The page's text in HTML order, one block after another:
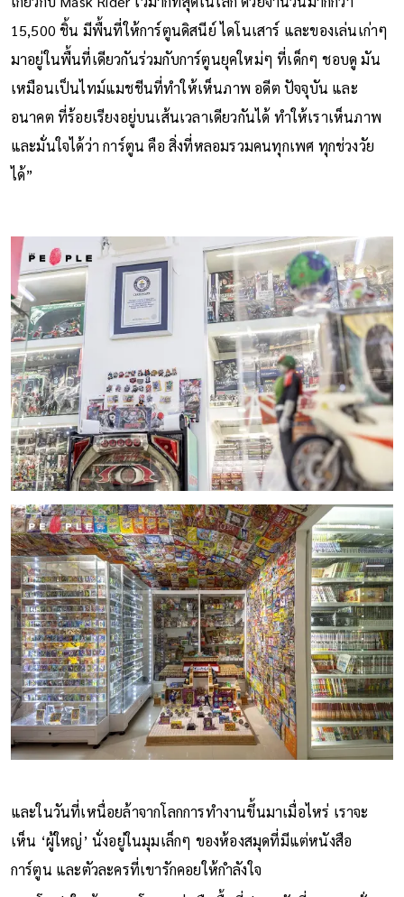
15,500 ชิ้น มีพื้นที่ให้การ์ตูนดิสนีย์ ไดโนเสาร์ และของเล่นเก่าๆ
มาอยู่ในพื้นที่เดียวกันร่วมกับการ์ตูนยุคใหม่ๆ ที่เด็กๆ ชอบดู มัน
เหมือนเป็นไทม์แมชชีนที่ทำให้เห็นภาพ อดีต ปัจจุบัน และ
อนาคต ที่ร้อยเรียงอยู่บนเส้นเวลาเดียวกันได้ ทำให้เราเห็นภาพ
และมั่นใจได้ว่า การ์ตูน คือ สิ่งที่หลอมรวมคนทุกเพศ ทุกช่วงวัย
ได้”
และในวันที่เหนื่อยล้าจากโลกการทำงานขึ้นมาเมื่อไหร่ เราจะ
เห็น ‘ผู้ใหญ่’ นั่งอยู่ในมุมเล็กๆ ของห้องสมุดที่มีแต่หนังสือ
การ์ตูน และตัวละครที่เขารักคอยให้กำลังใจ